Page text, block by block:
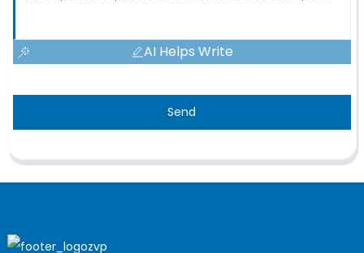
AI Helps Write
Send